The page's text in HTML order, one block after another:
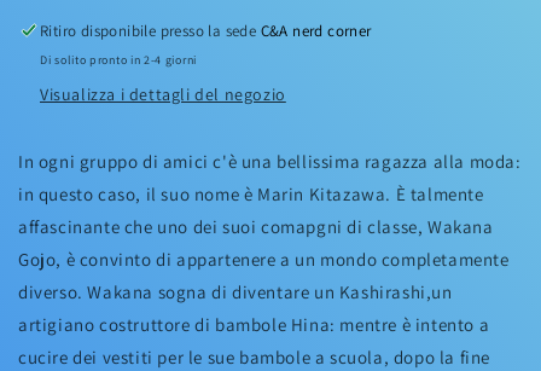
Ritiro disponibile presso la sede C&A nerd corner
Di solito pronto in 2-4 giorni
Visualizza i dettagli del negozio
In ogni gruppo di amici c'è una bellissima ragazza alla moda:
in questo caso, il suo nome è Marin Kitazawa. È talmente
affascinante che uno dei suoi comapgni di classe, Wakana
Gojo, è convinto di appartenere a un mondo completamente
diverso. Wakana sogna di diventare un Kashirashi,un
artigiano costruttore di bambole Hina: mentre è intento a
cucire dei vestiti per le sue bambole a scuola, dopo la fine